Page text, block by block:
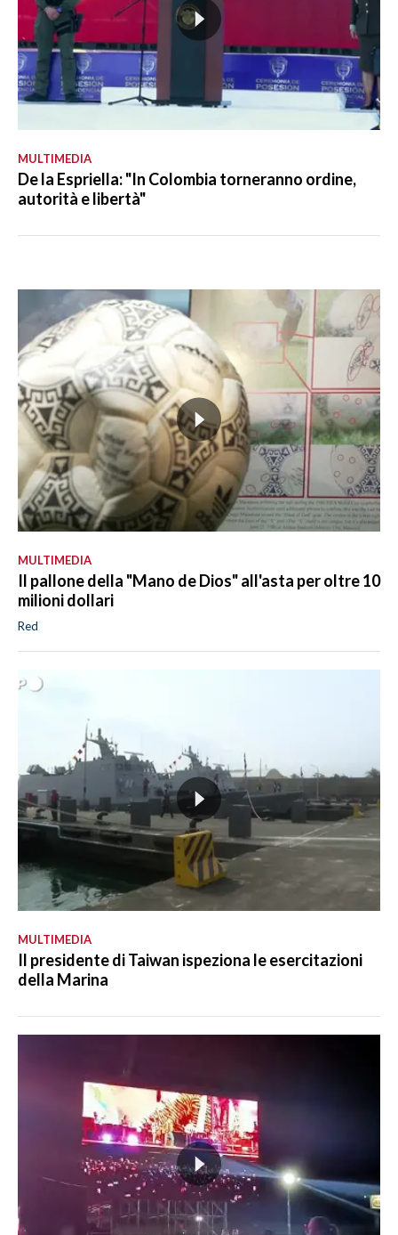
MULTIMEDIA
De la Espriella: "In Colombia torneranno ordine,
autorità e libertà"
MULTIMEDIA
Il pallone della "Mano de Dios" all'asta per oltre 10
milioni dollari
Red
MULTIMEDIA
Il presidente di Taiwan ispeziona le esercitazioni
della Marina